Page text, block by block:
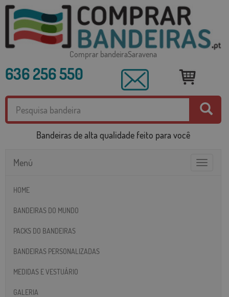
Comprar bandeiraSaravena
636 256 550
Bandeiras de alta qualidade feito para você
Toggle
Menú
HOME
BANDEIRAS DO MUNDO
PACKS DO BANDEIRAS
BANDEIRAS PERSONALIZADAS
MEDIDAS E VESTUÁRIO
GALERIA